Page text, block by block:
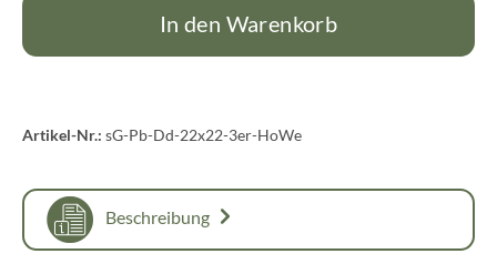
In den Warenkorb
Artikel-Nr.: sG-Pb-Dd-22x22-3er-HoWe
Beschreibung